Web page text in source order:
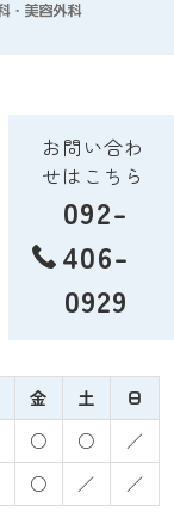
お問い合わ
せはこちら
092-
406-
0929
金 土
日
○ ○
／
○ ／
／